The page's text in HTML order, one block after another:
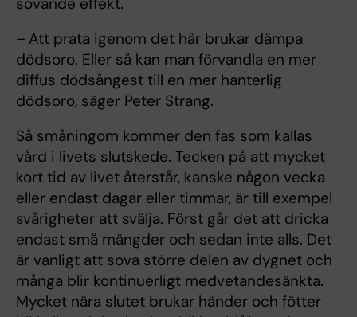
– Att prata igenom det här brukar dämpa
dödsoro. Eller så kan man förvandla en mer
diffus dödsångest till en mer hanterlig
dödsoro, säger Peter Strang.
Så småningom kommer den fas som kallas
vård i livets slutskede. Tecken på att mycket
kort tid av livet återstår, kanske någon vecka
eller endast dagar eller timmar, är till exempel
svårigheter att svälja. Först går det att dricka
endast små mängder och sedan inte alls. Det
är vanligt att sova större delen av dygnet och
många blir kontinuerligt medvetandesänkta.
Mycket nära slutet brukar händer och fötter